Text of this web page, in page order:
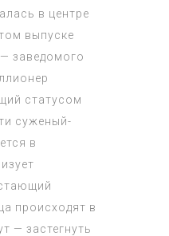
в центре
выпуске
заведомого
статусом
суженый-
в
происходят в
— застегнуть